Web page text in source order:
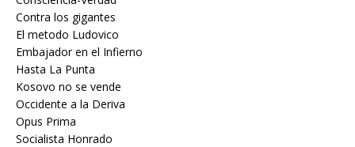
Contra los gigantes
El metodo Ludovico
Embajador en el Infierno
Hasta La Punta
Kosovo no se vende
Occidente a la Deriva
Opus Prima
Socialista Honrado